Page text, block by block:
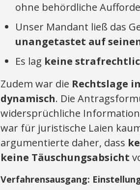
ohne behördliche
Unser Mandant ließ das
unangetastet auf
Es lag keine
Zudem war die Rechtslage
dynamisch. Die
widersprüchliche
war für juristische Laien
argumentierte daher, dass
keine Täuschungsabsicht
Verfahrensausgang: